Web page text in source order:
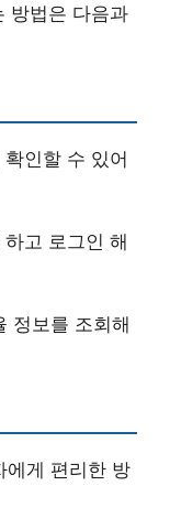
방법은 다음과
인할 수 있어
고 로그인 해
정보를 조회해
에게 편리한 방